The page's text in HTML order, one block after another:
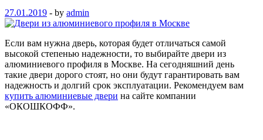
27.01.2019 - by admin
Если вам нужна дверь, которая будет отличаться самой
высокой степенью надежности, то выбирайте двери из
алюминиевого профиля в Москве. На сегодняшний день
такие двери дорого стоят, но они будут гарантировать вам
надежность и долгий срок эксплуатации. Рекомендуем вам
купить алюминиевые двери на сайте компании
«ОКОШКОФФ».